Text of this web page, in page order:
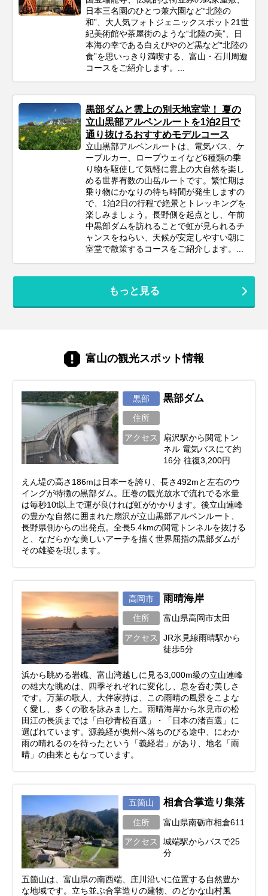
日本三名園のひとつ兼六園など“北陸の
和”、大人気フォトジェニックスポット21世
紀美術館や茶屋街のような“北陸の美”、日
本海の幸である白えびやのど黒など“北陸の
食”を思いっきり満喫する、富山・石川周遊
コースをご紹介します。...
黒部ダムと雲上の別天地室堂！ 夏の
立山黒部アルペンルートを1泊2日で
通り抜けるおすすめモデルコース
立山黒部アルペンルートは、電気バス、ケ
ーブルカー、ロープウェイなど6種類の乗
り物を駆使して気軽に雲上の大自然を楽し
める世界有数の山岳ルートです。繁忙期は
乗り物にかなりの待ち時間が発生しますの
で、1泊2日の行程で絶景とトレッキングを
楽しみましょう。長野側を起点とし、午前
中黒部ダムを訪れることで虹が見られるチ
ャンスをねらい、天候が安定しやすい朝に
室堂で散策するコースをご紹介します。...
もっと見る
富山の観光スポット情報
黒部 黒部ダム
住所
アクセス
扇沢駅から関電トン
ネル 電気バスにて約
16分 往復3,200円
えん堤の高さ186mは日本一を誇り、長さ492mと左右のウ
イングが特徴の黒部ダム。圧巻の観光放水で流れでる水量
は毎秒10t以上で運が良ければ虹がかかります。後立山連峰
の豊かな自然に囲まれた扇沢が立山黒部アルペンルート、
長野県側からの出発点。全長5.4kmの関電トンネルを抜ける
と、なだらかな美しいアーチを描く世界屈指の黒部ダムが
その雄姿を現します。
高岡市 雨晴海岸
住所 富山県高岡市太田
アクセス
JR氷見線雨晴駅から
徒歩5分
浜から眺める岩礁、富山湾越しに見る3,000m級の立山連峰
の雄大な眺めは、四季それぞれに変化し、息を呑む美しさ
です。万葉の歌人、大伴家持は、この雨晴の風景をこよな
く愛し、多くの歌を詠みました。雨晴海岸から氷見市の松
田江の長浜までは「白砂青松百選」・「日本の渚百選」に
選ばれています。源義経が奥州へ落ちのびる途中、にわか
雨の晴れるのを待ったという「義経岩」があり、地名「雨
晴」の由来ともなっています。
五箇山 相倉合掌造り集落
住所 富山県南砺市相倉611
アクセス
城端駅からバスで25
分
五箇山は、富山県の南西端、庄川沿いに位置する自然豊か
な地域です。立ち並ぶ合掌造りの建物、のどかな山村風